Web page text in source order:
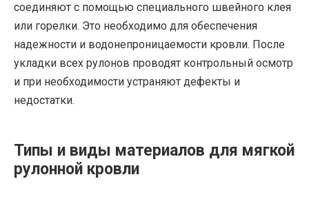
соединяют с помощью специального швейного клея
или горелки. Это необходимо для обеспечения
надежности и водонепроницаемости кровли. После
укладки всех рулонов проводят контрольный осмотр
и при необходимости устраняют дефекты и
недостатки.
Типы и виды материалов для мягкой
рулонной кровли